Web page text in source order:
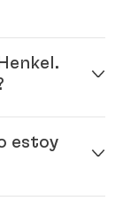
RH te
Como
para
encontrarás la
tu país.
la marca,
estoy